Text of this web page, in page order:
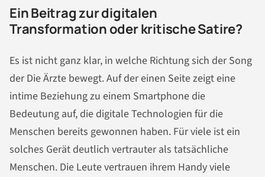
Ein Beitrag zur digitalen
Transformation oder kritische Satire?
Es ist nicht ganz klar, in welche Richtung sich der Song
der Die Ärzte bewegt. Auf der einen Seite zeigt eine
intime Beziehung zu einem Smartphone die
Bedeutung auf, die digitale Technologien für die
Menschen bereits gewonnen haben. Für viele ist ein
solches Gerät deutlich vertrauter als tatsächliche
Menschen. Die Leute vertrauen ihrem Handy viele